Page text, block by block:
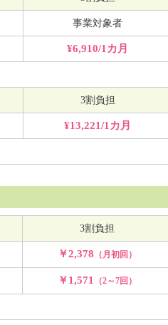
事業対象者
¥6,910/1カ月
3割負担
¥13,221/1カ月
3割負担
￥2,378 （月初回）
￥1,571 （2～7回）